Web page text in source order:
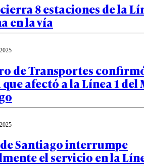
8 estaciones de la
en la vía
de Transportes
afectó a la Línea 1 del
Santiago interrumpe
el servicio en la